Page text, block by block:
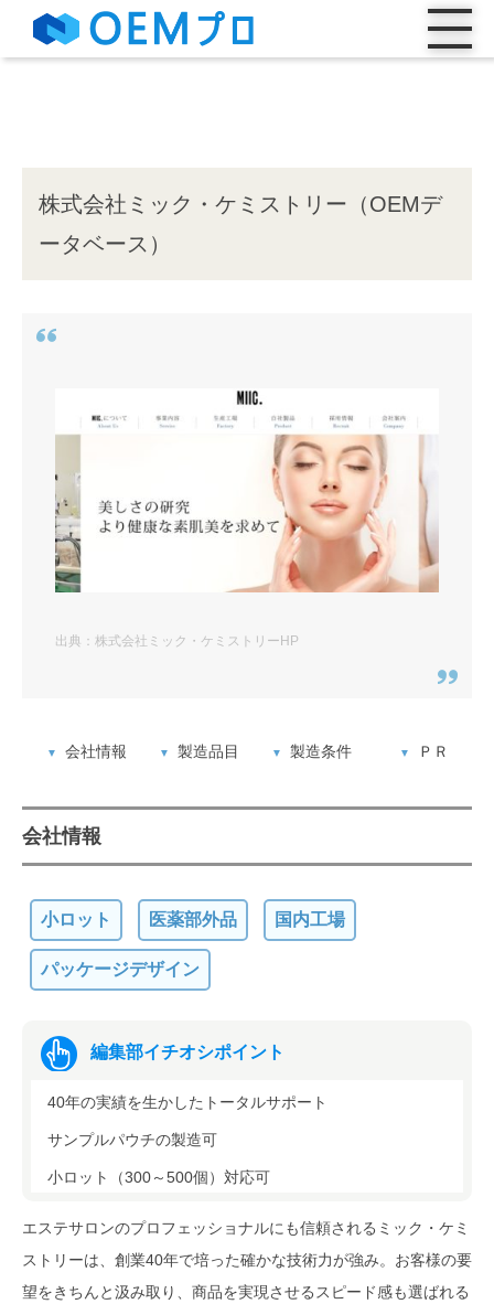
株式会社ミック・ケミストリー（OEMデ
ータベース）
出典：株式会社ミック・ケミストリーHP
会社情報 製造品目 製造条件 ＰＲ
会社情報
小ロット 医薬部外品 国内工場
パッケージデザイン
編集部イチオシポイント
40年の実績を生かしたトータルサポート
サンプルパウチの製造可
小ロット（300～500個）対応可
エステサロンのプロフェッショナルにも信頼されるミック・ケミ
ストリーは、創業40年で培った確かな技術力が強み。お客様の要
望をきちんと汲み取り、商品を実現させるスピード感も選ばれる